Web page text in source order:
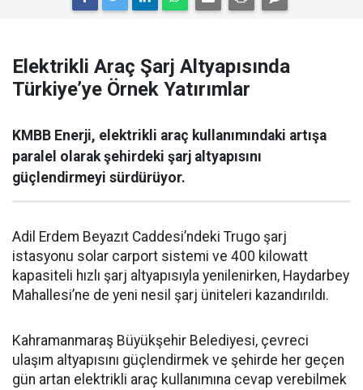
Elektrikli Araç Şarj Altyapısında
Türkiye’ye Örnek Yatırımlar
KMBB Enerji, elektrikli araç kullanımındaki artışa
paralel olarak şehirdeki şarj altyapısını
güçlendirmeyi sürdürüyor.
Adil Erdem Beyazıt Caddesi’ndeki Trugo şarj
istasyonu solar carport sistemi ve 400 kilowatt
kapasiteli hızlı şarj altyapısıyla yenilenirken, Haydarbey
Mahallesi’ne de yeni nesil şarj üniteleri kazandırıldı.
Kahramanmaraş Büyükşehir Belediyesi, çevreci
ulaşım altyapısını güçlendirmek ve şehirde her geçen
gün artan elektrikli araç kullanımına cevap verebilmek